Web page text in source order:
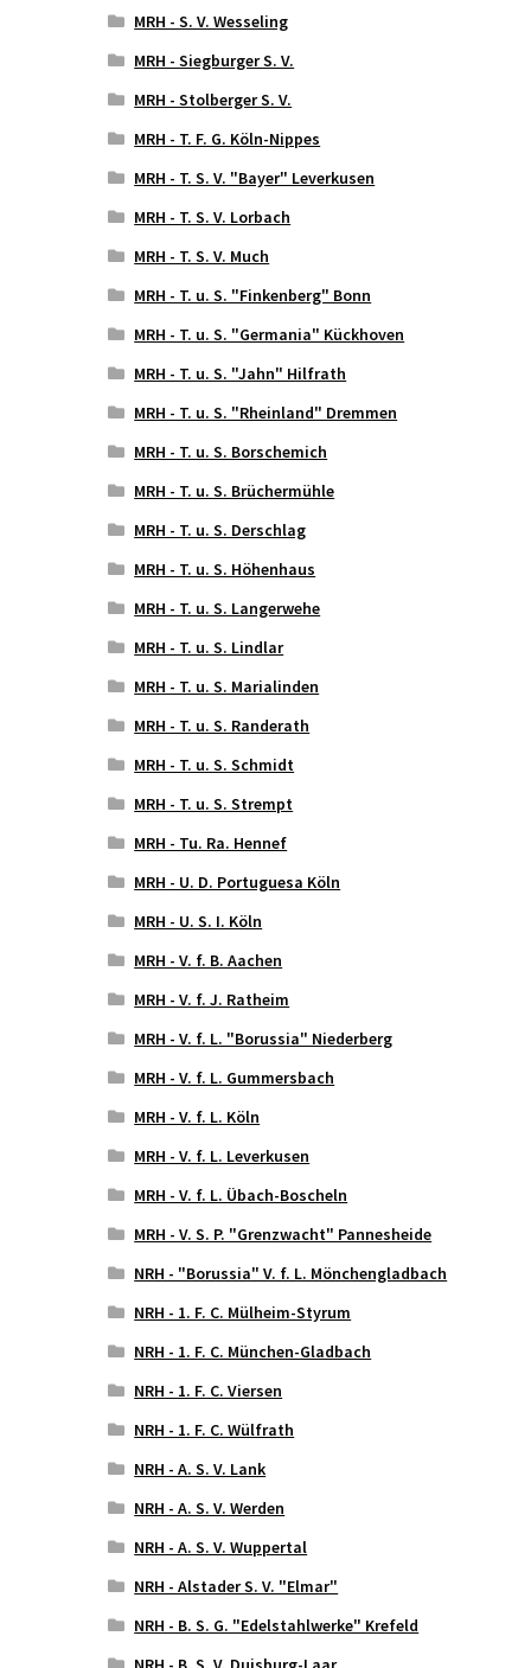
MRH - S. V. Wesseling
MRH - Siegburger S. V.
MRH - Stolberger S. V.
MRH - T. F. G. Köln-Nippes
MRH - T. S. V. "Bayer" Leverkusen
MRH - T. S. V. Lorbach
MRH - T. S. V. Much
MRH - T. u. S. "Finkenberg" Bonn
MRH - T. u. S. "Germania" Kückhoven
MRH - T. u. S. "Jahn" Hilfrath
MRH - T. u. S. "Rheinland" Dremmen
MRH - T. u. S. Borschemich
MRH - T. u. S. Brüchermühle
MRH - T. u. S. Derschlag
MRH - T. u. S. Höhenhaus
MRH - T. u. S. Langerwehe
MRH - T. u. S. Lindlar
MRH - T. u. S. Marialinden
MRH - T. u. S. Randerath
MRH - T. u. S. Schmidt
MRH - T. u. S. Strempt
MRH - Tu. Ra. Hennef
MRH - U. D. Portuguesa Köln
MRH - U. S. I. Köln
MRH - V. f. B. Aachen
MRH - V. f. J. Ratheim
MRH - V. f. L. "Borussia" Niederberg
MRH - V. f. L. Gummersbach
MRH - V. f. L. Köln
MRH - V. f. L. Leverkusen
MRH - V. f. L. Übach-Boscheln
MRH - V. S. P. "Grenzwacht" Pannesheide
NRH - "Borussia" V. f. L. Mönchengladbach
NRH - 1. F. C. Mülheim-Styrum
NRH - 1. F. C. München-Gladbach
NRH - 1. F. C. Viersen
NRH - 1. F. C. Wülfrath
NRH - A. S. V. Lank
NRH - A. S. V. Werden
NRH - A. S. V. Wuppertal
NRH - Alstader S. V. "Elmar"
NRH - B. S. G. "Edelstahlwerke" Krefeld